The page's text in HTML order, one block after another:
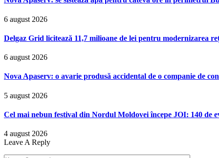
6 august 2026
Delgaz Grid licitează 11,7 milioane de lei pentru modernizarea
6 august 2026
Nova Apaserv: o avarie produsă accidental de o companie de
5 august 2026
Cel mai nebun festival din Nordul Moldovei începe JOI: 140 de
4 august 2026
Leave A Reply